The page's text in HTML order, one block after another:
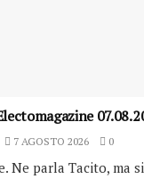
7 AGOSTO 2026 0
Ne parla Tacito, ma